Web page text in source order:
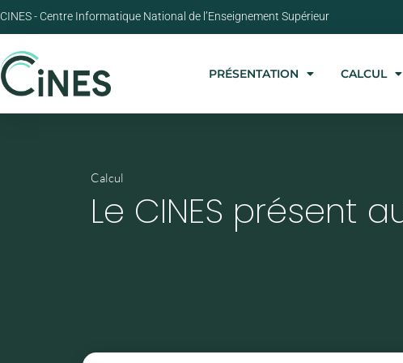
CINES - Centre Informatique National de l’Enseignement Supérieur
PRÉSENTATION CALCUL
Calcul
Le CINES présent